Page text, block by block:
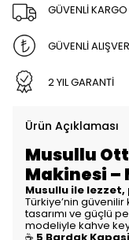
GÜVENLİ KARGO
GÜVENLİ
2 YIL GARANTİ
Ürün Açıklaması
Musullu
Makinesi –
Musullu ile
Türkiye’nin
tasarımı ve güçlü
modeliyle kahve